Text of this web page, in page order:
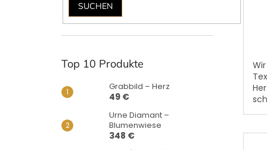
SUCHEN
Top 10 Produkte
Grabbild – Herz
49 €
Urne Diamant –
Blumenwiese
348 €